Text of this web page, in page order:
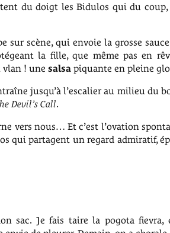
du doigt les Bidulos qui du
sur scène, qui envoie la grosse
la fille, que même pas en
vlan ! une salsa piquante en pleine
jusqu’à l’escalier au milieu du
Devil’s Call.
vers nous… Et c’est l’ovation
qui partagent un regard admiratif,
sac. Je fais taire la pogota fievra,